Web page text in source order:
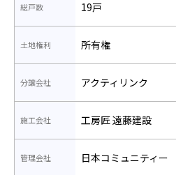
総戸数 19戸
土地権利 所有権
分譲会社 アクティリンク
施工会社 工房匠 遠藤建設
管理会社 日本コミュニティー